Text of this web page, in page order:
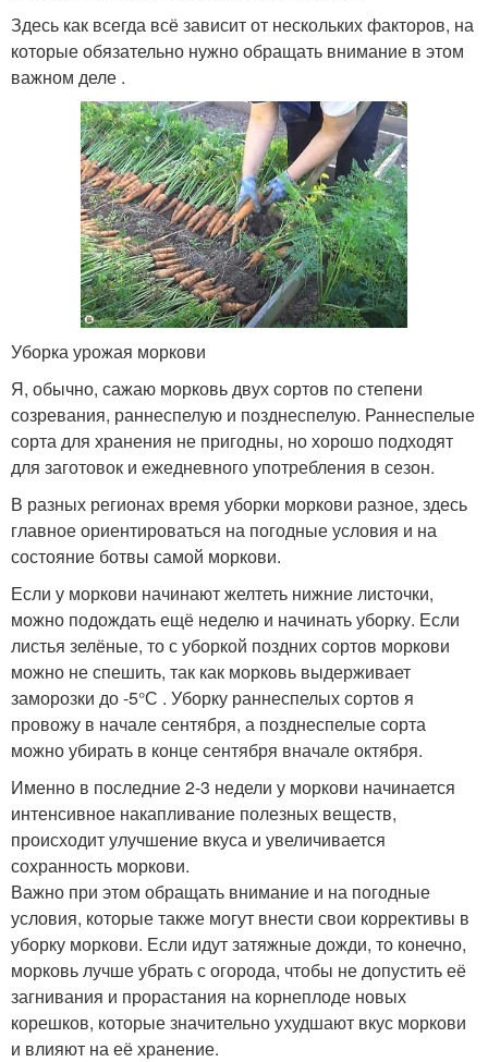
Здесь как всегда всё зависит от нескольких факторов, на
которые обязательно нужно обращать внимание в этом
важном деле .
Уборка урожая моркови
Я, обычно, сажаю морковь двух сортов по степени
созревания, раннеспелую и позднеспелую. Раннеспелые
сорта для хранения не пригодны, но хорошо подходят
для заготовок и ежедневного употребления в сезон.
В разных регионах время уборки моркови разное, здесь
главное ориентироваться на погодные условия и на
состояние ботвы самой моркови.
Если у моркови начинают желтеть нижние листочки,
можно подождать ещё неделю и начинать уборку. Если
листья зелёные, то с уборкой поздних сортов моркови
можно не спешить, так как морковь выдерживает
заморозки до -5°С . Уборку раннеспелых сортов я
провожу в начале сентября, а позднеспелые сорта
можно убирать в конце сентября вначале октября.
Именно в последние 2-3 недели у моркови начинается
интенсивное накапливание полезных веществ,
происходит улучшение вкуса и увеличивается
сохранность моркови.
Важно при этом обращать внимание и на погодные
условия, которые также могут внести свои коррективы в
уборку моркови. Если идут затяжные дожди, то конечно,
морковь лучше убрать с огорода, чтобы не допустить её
загнивания и прорастания на корнеплоде новых
корешков, которые значительно ухудшают вкус моркови
и влияют на её хранение.